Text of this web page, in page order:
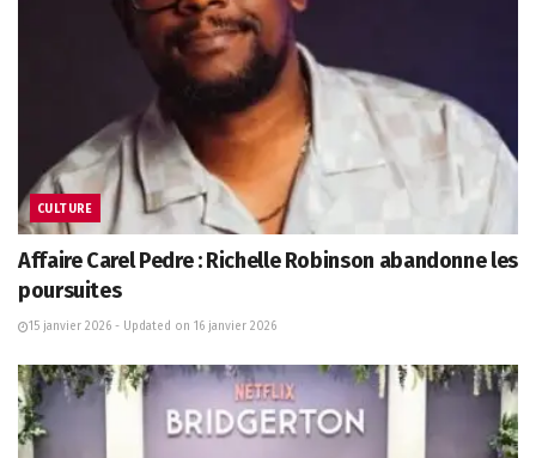
CULTURE
Affaire Carel Pedre : Richelle Robinson abandonne les
poursuites
15 janvier 2026 - Updated on 16 janvier 2026